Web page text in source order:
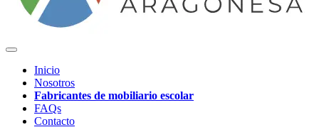
Inicio
Nosotros
Fabricantes de mobiliario escolar
FAQs
Contacto